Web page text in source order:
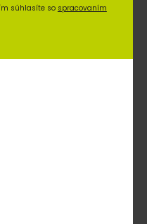
súhlasíte so spracovaním